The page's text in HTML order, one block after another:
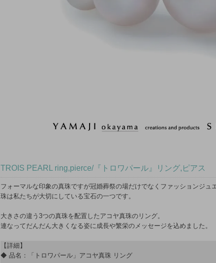
TROIS PEARL ring,pierce/『トロワパール』リング,ピアス
フォーマルな印象の真珠ですが冠婚葬祭の場だけでなくファッションジ
珠は私たちが大切にしている宝石の一つです。
大きさの違う3つの真珠を配置したアコヤ真珠のリング。
連なってだんだん大きくなる姿に成長や繁栄のメッセージを込めました。
【詳細】
◆ 品名：「トロワパール」アコヤ真珠 リング